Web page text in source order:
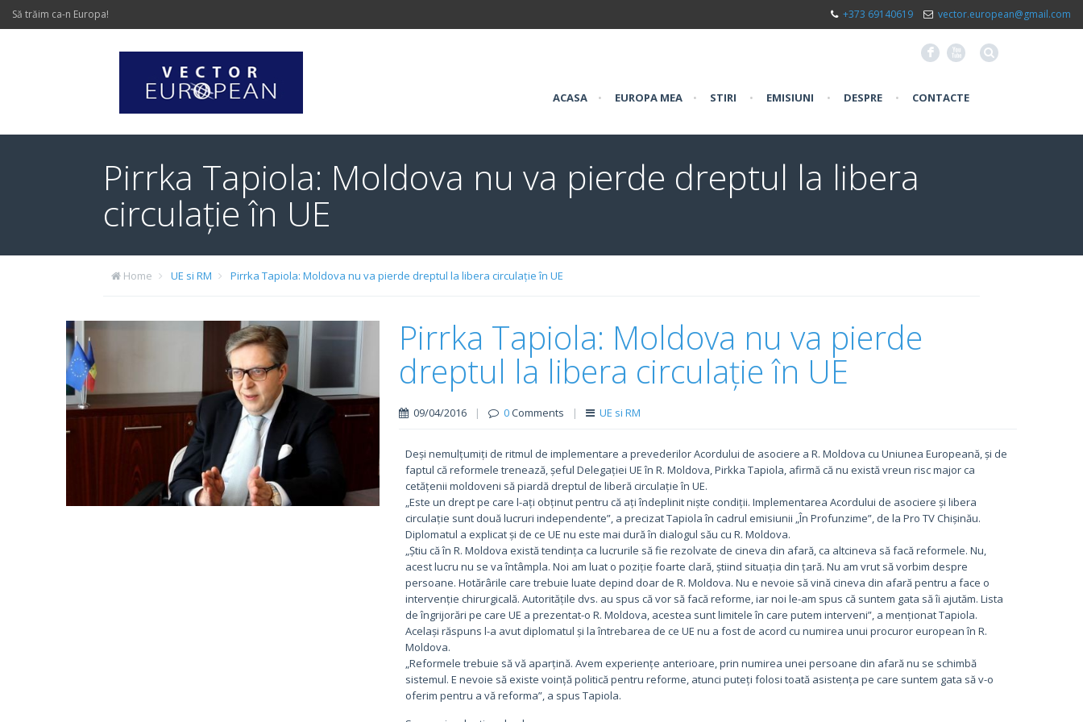
Să trăim ca-n Europa! +373 69140619 vector.european@gmail.com
F X
ACASA • EUROPA MEA • STIRI • EMISIUNI • DESPRE • CONTACTE
Pirrka Tapiola: Moldova nu va pierde dreptul la libera
circulație în UE
Home UE si RM Pirrka Tapiola: Moldova nu va pierde dreptul la libera circulație în UE
Pirrka Tapiola: Moldova nu va pierde
dreptul la libera circulație în UE
09/04/2016 | 0Comments | UE si RM
Deși nemulțumiți de ritmul de implementare a prevederilor Acordului de asociere a R. Moldova cu Uniunea Europeană, și de
faptul că reformele trenează, șeful Delegației UE în R. Moldova, Pirkka Tapiola, afirmă că nu există vreun risc major ca
cetățenii moldoveni să piardă dreptul de liberă circulație în UE.
„Este un drept pe care l-ați obținut pentru că ați îndeplinit niște condiții. Implementarea Acordului de asociere și libera
circulație sunt două lucruri independente”, a precizat Tapiola în cadrul emisiunii „În Profunzime”, de la Pro TV Chișinău.
Diplomatul a explicat și de ce UE nu este mai dură în dialogul său cu R. Moldova.
„Știu că în R. Moldova există tendința ca lucrurile să fie rezolvate de cineva din afară, ca altcineva să facă reformele. Nu,
acest lucru nu se va întâmpla. Noi am luat o poziție foarte clară, știind situația din țară. Nu am vrut să vorbim despre
persoane. Hotărârile care trebuie luate depind doar de R. Moldova. Nu e nevoie să vină cineva din afară pentru a face o
intervenție chirurgicală. Autoritățile dvs. au spus că vor să facă reforme, iar noi le-am spus că suntem gata să îi ajutăm. Lista
de îngrijorări pe care UE a prezentat-o R. Moldova, acestea sunt limitele în care putem interveni”, a menționat Tapiola.
Același răspuns l-a avut diplomatul și la întrebarea de ce UE nu a fost de acord cu numirea unui procuror european în R.
Moldova.
„Reformele trebuie să vă aparțină. Avem experiențe anterioare, prin numirea unei persoane din afară nu se schimbă
sistemul. E nevoie să existe voință politică pentru reforme, atunci puteți folosi toată asistența pe care suntem gata să v-o
oferim pentru a vă reforma”, a spus Tapiola.